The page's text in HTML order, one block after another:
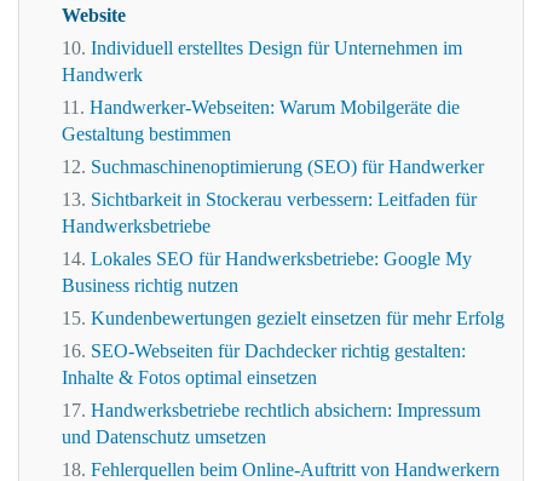
Website
Individuell erstelltes Design für Unternehmen im
Handwerk
Handwerker-Webseiten: Warum Mobilgeräte die
Gestaltung bestimmen
Suchmaschinenoptimierung (SEO) für Handwerker
Sichtbarkeit in Stockerau verbessern: Leitfaden für
Handwerksbetriebe
Lokales SEO für Handwerksbetriebe: Google My
Business richtig nutzen
Kundenbewertungen gezielt einsetzen für mehr Erfolg
SEO-Webseiten für Dachdecker richtig gestalten:
Inhalte & Fotos optimal einsetzen
Handwerksbetriebe rechtlich absichern: Impressum
und Datenschutz umsetzen
Fehlerquellen beim Online-Auftritt von Handwerkern